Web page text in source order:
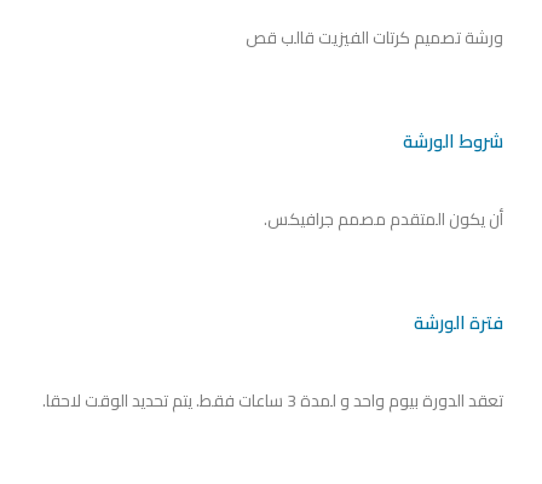
ورشة تصميم كرتات الفيزيت قالب قص
شروط الورشة
أن يكون المتقدم مصمم جرافيكس.
فترة الورشة
تعقد الدورة بيوم واحد و لمدة 3 ساعات فقط. يتم تحديد الوقت لاحقا.